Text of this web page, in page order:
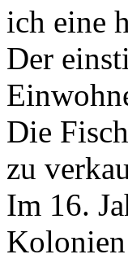
ich eine
Der
Die
zu
Im 16.